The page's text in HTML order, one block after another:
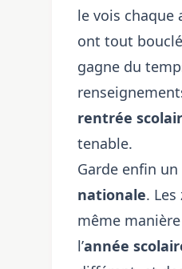
le vois chaque
ont tout
gagne du
rentrée
tenable.
Garde enfin
nationale. Les
même
l’année